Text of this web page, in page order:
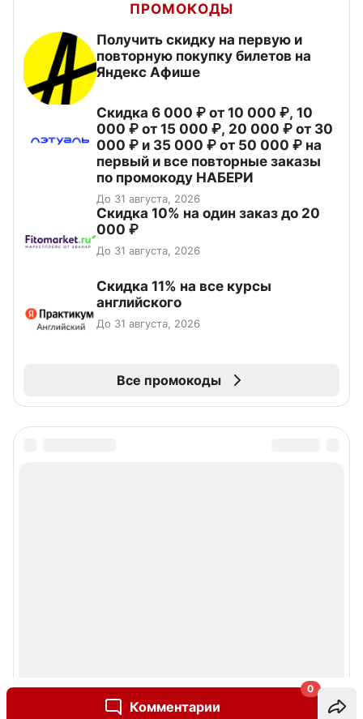
Комментарии
0
ПРОМОКОДЫ
Получить скидку на первую и
повторную покупку билетов на
Яндекс Афише
Скидка 6 000 ₽ от 10 000 ₽, 10
000 ₽ от 15 000 ₽, 20 000 ₽ от 30
000 ₽ и 35 000 ₽ от 50 000 ₽ на
первый и все повторные заказы
по промокоду НАБЕРИ
До 31 августа, 2026
Скидка 10% на один заказ до 20
000 ₽
До 31 августа, 2026
Скидка 11% на все курсы
английского
До 31 августа, 2026
Все промокоды